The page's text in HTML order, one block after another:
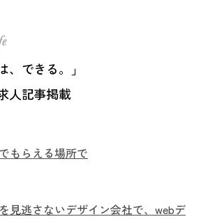
、できる。」
人記事掲載
もらえる場所で
見逃さないデザイン会社で、webデ